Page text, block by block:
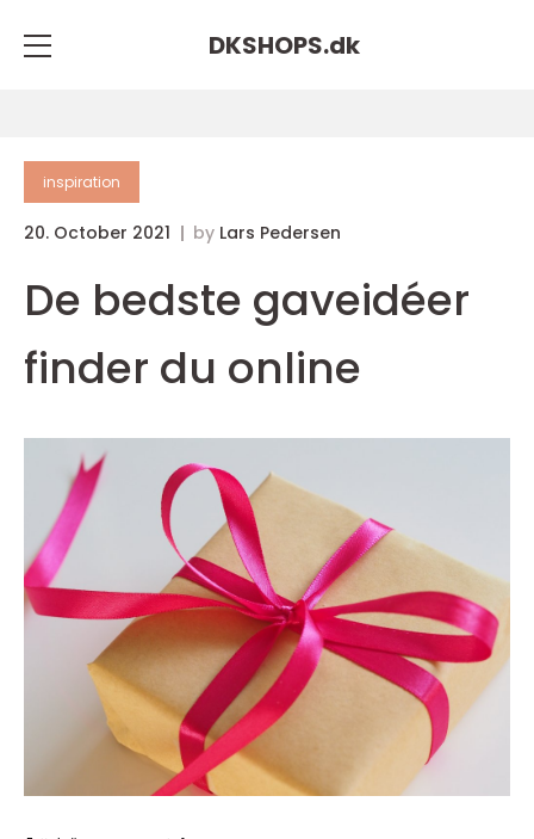
DKSHOPS.dk
inspiration
20. October 2021 by Lars Pedersen
De bedste gaveidéer
finder du online